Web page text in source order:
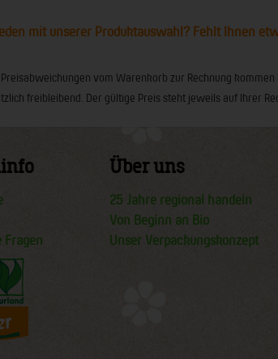
mit unserer Produktauswahl? Fehlt Ihnen
vom Warenkorb zur Rechnung
freibleibend. Der gültige Preis steht jeweils auf Ihrer
Fragen
Über uns
25 Jahre regional handeln
Von Beginn an Bio
Unser Verpackungskonzept